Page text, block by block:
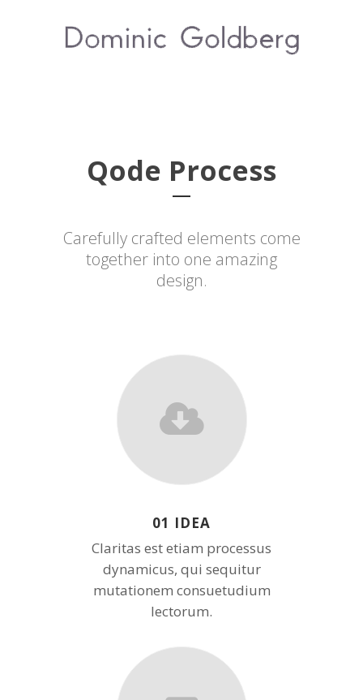
Qode Process
Carefully crafted elements come
together into one amazing
design.
01 IDEA
Claritas est etiam processus
dynamicus, qui sequitur
mutationem consuetudium
lectorum.